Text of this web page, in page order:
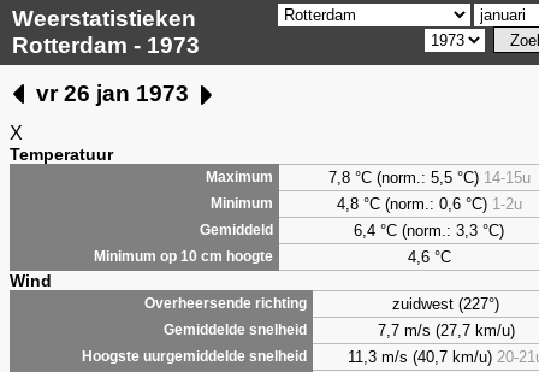
Weerstatistieken
Rotterdam - 1973
vr 26 jan 1973
X
Temperatuur
Maximum 7,8 °C (norm.: 5,5 °C) 14-15u
Minimum 4,8 °C (norm.: 0,6 °C) 1-2u
Gemiddeld 6,4 °C (norm.: 3,3 °C)
Minimum op 10 cm hoogte 4,6 °C
Wind
Overheersende richting zuidwest (227°)
Gemiddelde snelheid 7,7 m/s (27,7 km/u)
Hoogste uurgemiddelde snelheid 11,3 m/s (40,7 km/u) 20-